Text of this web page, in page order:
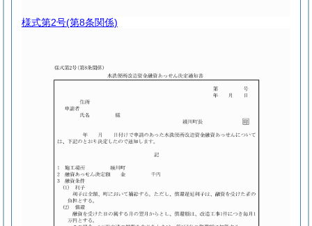
様式第2号(第8条関係)